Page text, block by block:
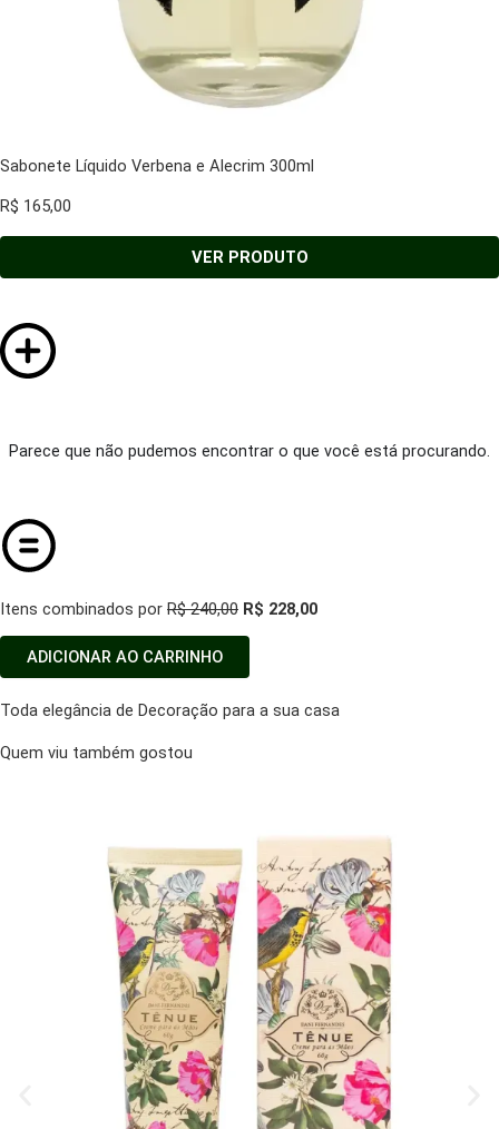
Sabonete Líquido Verbena e Alecrim 300ml
R$ 165,00
VER PRODUTO
Parece que não pudemos encontrar o que você está procurando.
Itens combinados por R$ 240,00 R$ 228,00
ADICIONAR AO CARRINHO
Toda elegância de Decoração para a sua casa
Quem viu também gostou